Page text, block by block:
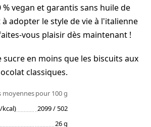
vegan et garantis sans huile de
adopter le style de vie à l'italienne
vous plaisir dès maintenant !
sucre en moins que les biscuits aux
classiques.
moyennespour 100 g
kcal)
2099 / 502
26 g